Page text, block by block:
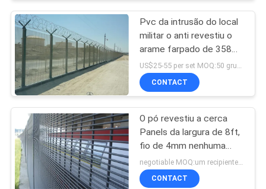
Pvc da intrusão do local
militar o anti revestiu o
arame farpado de 358
Mesh Fencing Top With
Razor
CONTACT
O pó revestiu a cerca
Panels da largura de 8ft,
fio de 4mm nenhuma
cerca de segurança da
escalada
CONTACT